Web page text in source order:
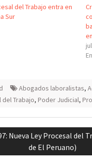
del Trabajo entra en
Sur
Abogados laboralistas,
del Trabajo, Poder Judicial,
Nueva Ley Procesal del
de El Peruano)